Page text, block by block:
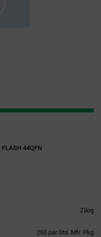
FLASH 44QFN
Zilog
260 par Std. Mfr. Pkg